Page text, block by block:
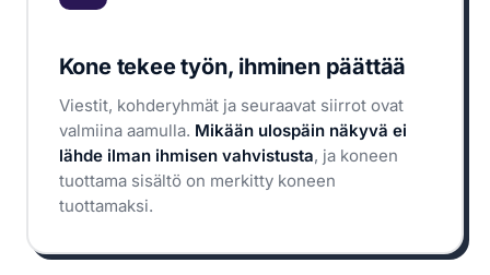
Kone tekee työn, ihminen päättää
Viestit, kohderyhmät ja seuraavat siirrot ovat
valmiina aamulla. Mikään ulospäin näkyvä ei
lähde ilman ihmisen vahvistusta, ja koneen
tuottama sisältö on merkitty koneen
tuottamaksi.